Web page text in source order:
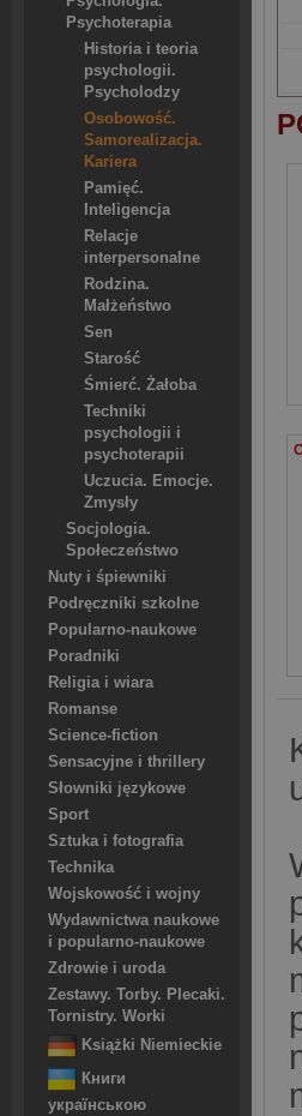
Psychoterapia
Historia i teoria
psychologii.
Psycholodzy
Osobowość.
Samorealizacja.
Kariera
Pamięć.
Inteligencja
Relacje
interpersonalne
Rodzina.
Małżeństwo
Sen
Starość
Śmierć. Żałoba
Techniki
psychologii i
psychoterapii
Uczucia. Emocje.
Zmysły
Socjologia.
Społeczeństwo
Nuty i śpiewniki
Podręczniki szkolne
Popularno-naukowe
Poradniki
Religia i wiara
Romanse
Science-fiction
Sensacyjne i thrillery
Słowniki językowe
Sport
Sztuka i fotografia
Technika
Wojskowość i wojny
Wydawnictwa naukowe
i popularno-naukowe
Zdrowie i uroda
Zestawy. Torby. Plecaki.
Tornistry. Worki
Książki Niemieckie
Книги
українською